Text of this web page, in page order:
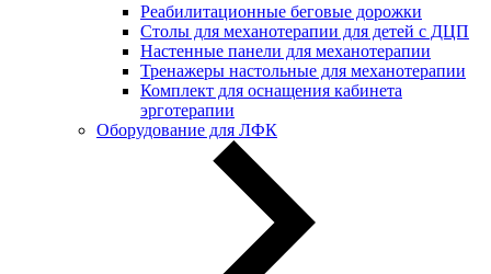
Реабилитационные беговые дорожки
Столы для механотерапии для детей с ДЦП
Настенные панели для механотерапии
Тренажеры настольные для механотерапии
Комплект для оснащения кабинета
эрготерапии
Оборудование для ЛФК